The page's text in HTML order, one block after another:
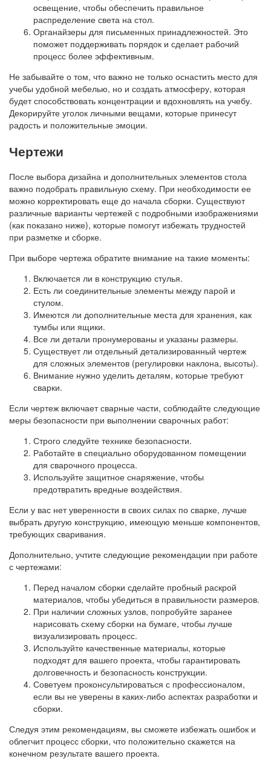
освещение, чтобы обеспечить правильное
распределение света на стол.
Органайзеры для письменных принадлежностей. Это
поможет поддерживать порядок и сделает рабочий
процесс более эффективным.
Не забывайте о том, что важно не только оснастить место для
учебы удобной мебелью, но и создать атмосферу, которая
будет способствовать концентрации и вдохновлять на учебу.
Декорируйте уголок личными вещами, которые принесут
радость и положительные эмоции.
Чертежи
После выбора дизайна и дополнительных элементов стола
важно подобрать правильную схему. При необходимости ее
можно корректировать еще до начала сборки. Существуют
различные варианты чертежей с подробными изображениями
(как показано ниже), которые помогут избежать трудностей
при разметке и сборке.
При выборе чертежа обратите внимание на такие моменты:
Включается ли в конструкцию стулья.
Есть ли соединительные элементы между парой и
стулом.
Имеются ли дополнительные места для хранения, как
тумбы или ящики.
Все ли детали пронумерованы и указаны размеры.
Существует ли отдельный детализированный чертеж
для сложных элементов (регулировки наклона, высоты).
Внимание нужно уделить деталям, которые требуют
сварки.
Если чертеж включает сварные части, соблюдайте следующие
меры безопасности при выполнении сварочных работ:
Строго следуйте технике безопасности.
Работайте в специально оборудованном помещении
для сварочного процесса.
Используйте защитное снаряжение, чтобы
предотвратить вредные воздействия.
Если у вас нет уверенности в своих силах по сварке, лучше
выбрать другую конструкцию, имеющую меньше компонентов,
требующих сваривания.
Дополнительно, учтите следующие рекомендации при работе
с чертежами:
Перед началом сборки сделайте пробный раскрой
материалов, чтобы убедиться в правильности размеров.
При наличии сложных узлов, попробуйте заранее
нарисовать схему сборки на бумаге, чтобы лучше
визуализировать процесс.
Используйте качественные материалы, которые
подходят для вашего проекта, чтобы гарантировать
долговечность и безопасность конструкции.
Советуем проконсультироваться с профессионалом,
если вы не уверены в каких-либо аспектах разработки и
сборки.
Следуя этим рекомендациям, вы сможете избежать ошибок и
облегчит процесс сборки, что положительно скажется на
конечном результате вашего проекта.